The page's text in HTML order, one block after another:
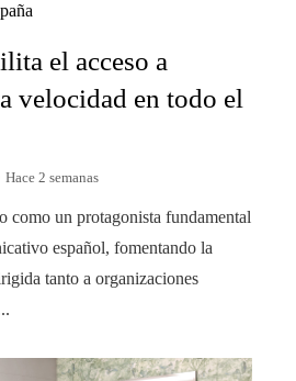
el acceso a
velocidad en todo el
Hace 2 semanas
como un protagonista fundamental
español, fomentando la
tanto a organizaciones